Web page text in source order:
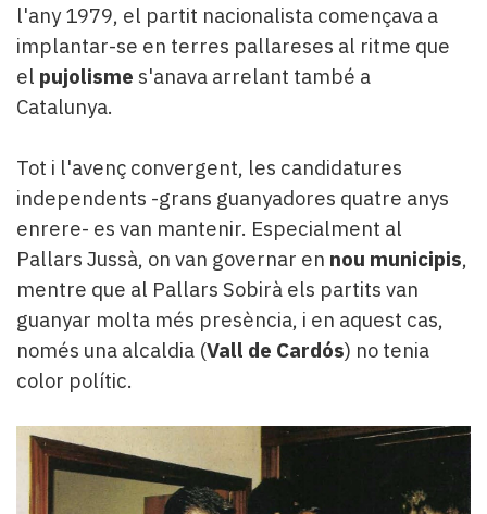
l'any 1979, el partit nacionalista començava a
implantar-se en terres pallareses al ritme que
el pujolisme s'anava arrelant també a
Catalunya.
Tot i l'avenç convergent, les candidatures
independents -grans guanyadores quatre anys
enrere- es van mantenir. Especialment al
Pallars Jussà, on van governar en nou municipis,
mentre que al Pallars Sobirà els partits van
guanyar molta més presència, i en aquest cas,
només una alcaldia (Vall de Cardós) no tenia
color polític.